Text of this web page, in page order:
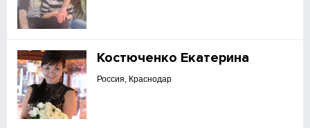
Костюченко Екатерина
Россия, Краснодар